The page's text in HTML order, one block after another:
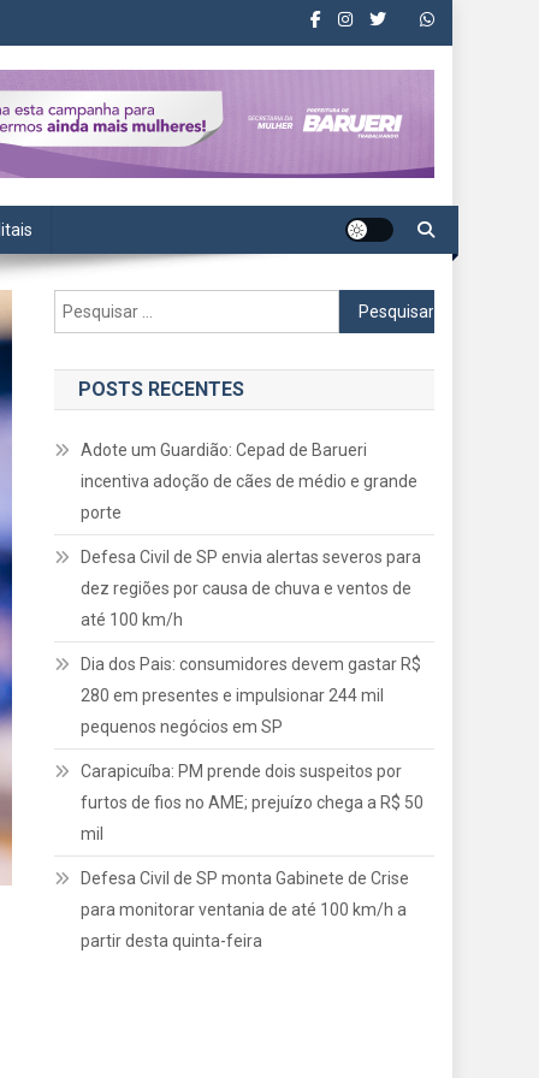
Pesquisar
por:
POSTS RECENTES
Adote um Guardião: Cepad de Barueri
incentiva adoção de cães de médio e grande
porte
Defesa Civil de SP envia alertas severos para
dez regiões por causa de chuva e ventos de
até 100 km/h
Dia dos Pais: consumidores devem gastar R$
280 em presentes e impulsionar 244 mil
pequenos negócios em SP
Carapicuíba: PM prende dois suspeitos por
furtos de fios no AME; prejuízo chega a R$ 50
mil
Defesa Civil de SP monta Gabinete de Crise
para monitorar ventania de até 100 km/h a
partir desta quinta-feira